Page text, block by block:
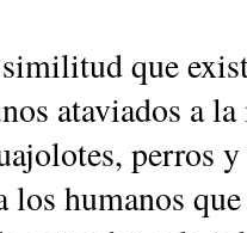
que
ataviados a
perros
los humanos